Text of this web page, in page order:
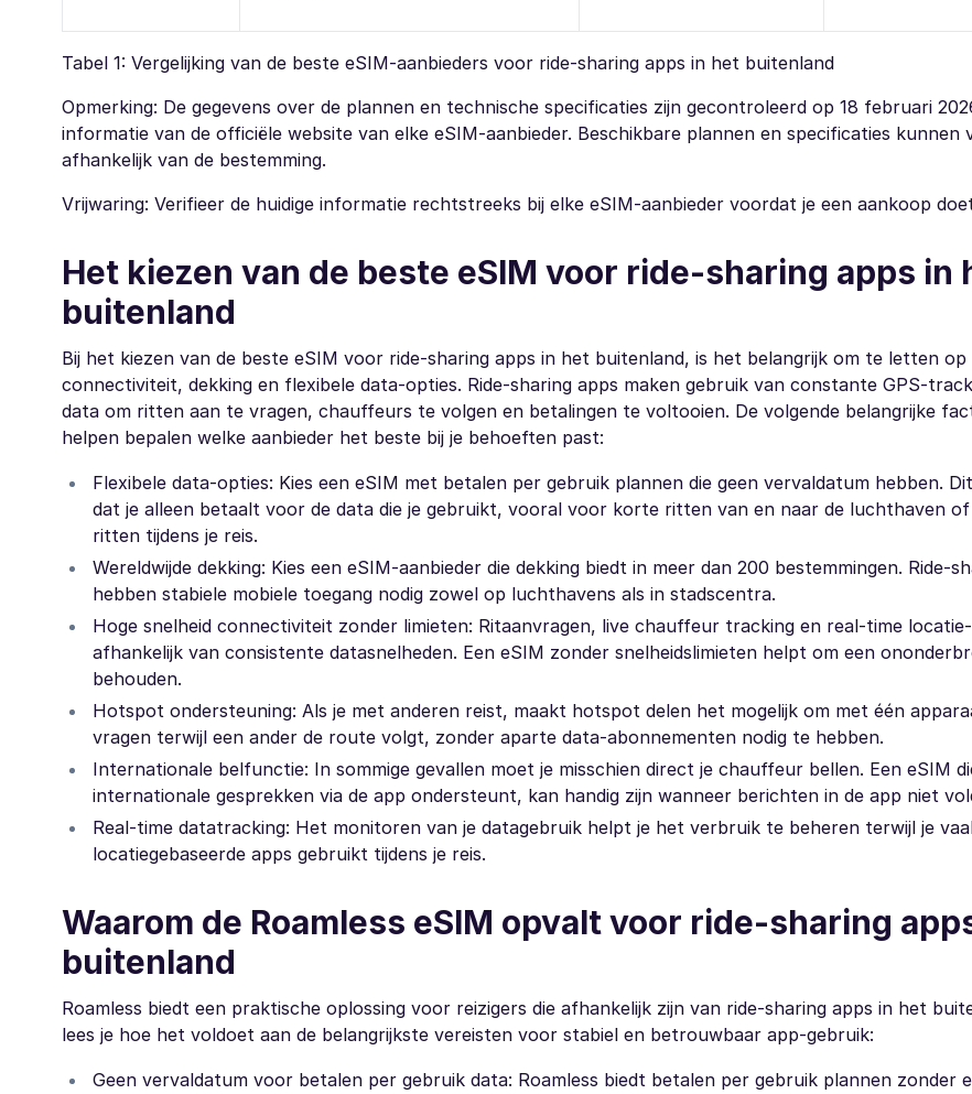
Tabel 1: Vergelijking van de beste eSIM-aanbieders voor ride-sharing apps in het buitenland
Opmerking: De gegevens over de plannen en technische specificaties zijn gecontroleerd op 18 februari
informatie van de officiële website van elke eSIM-aanbieder. Beschikbare plannen en specificaties kunnen
afhankelijk van de bestemming.
Vrijwaring: Verifieer de huidige informatie rechtstreeks bij elke eSIM-aanbieder voordat je een aankoop
Het kiezen van de beste eSIM voor ride-sharing apps in
buitenland
Bij het kiezen van de beste eSIM voor ride-sharing apps in het buitenland, is het belangrijk om te letten
connectiviteit, dekking en flexibele data-opties. Ride-sharing apps maken gebruik van constante GPS-
data om ritten aan te vragen, chauffeurs te volgen en betalingen te voltooien. De volgende belangrijke
helpen bepalen welke aanbieder het beste bij je behoeften past:
Flexibele data-opties: Kies een eSIM met betalen per gebruik plannen die geen vervaldatum hebben.
dat je alleen betaalt voor de data die je gebruikt, vooral voor korte ritten van en naar de luchthaven
ritten tijdens je reis.
Wereldwijde dekking: Kies een eSIM-aanbieder die dekking biedt in meer dan 200 bestemmingen. Ride-
hebben stabiele mobiele toegang nodig zowel op luchthavens als in stadscentra.
Hoge snelheid connectiviteit zonder limieten: Ritaanvragen, live chauffeur tracking en real-time
afhankelijk van consistente datasnelheden. Een eSIM zonder snelheidslimieten helpt om een
behouden.
Hotspot ondersteuning: Als je met anderen reist, maakt hotspot delen het mogelijk om met één
vragen terwijl een ander de route volgt, zonder aparte data-abonnementen nodig te hebben.
Internationale belfunctie: In sommige gevallen moet je misschien direct je chauffeur bellen. Een eSIM
internationale gesprekken via de app ondersteunt, kan handig zijn wanneer berichten in de app niet
Real-time datatracking: Het monitoren van je datagebruik helpt je het verbruik te beheren terwijl je
locatiegebaseerde apps gebruikt tijdens je reis.
Waarom de Roamless eSIM opvalt voor ride-sharing
buitenland
Roamless biedt een praktische oplossing voor reizigers die afhankelijk zijn van ride-sharing apps in het
lees je hoe het voldoet aan de belangrijkste vereisten voor stabiel en betrouwbaar app-gebruik:
Geen vervaldatum voor betalen per gebruik data: Roamless biedt betalen per gebruik plannen zonder